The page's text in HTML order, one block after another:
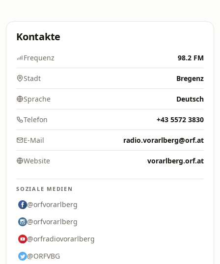
Kontakte
Frequenz 98.2 FM
Stadt Bregenz
Sprache Deutsch
Telefon +43 5572 3830
E-Mail radio.vorarlberg@orf.at
Website vorarlberg.orf.at
SOZIALE MEDIEN
@orfvorarlberg
@orfvorarlberg
@orfradiovorarlberg
@ORFVBG